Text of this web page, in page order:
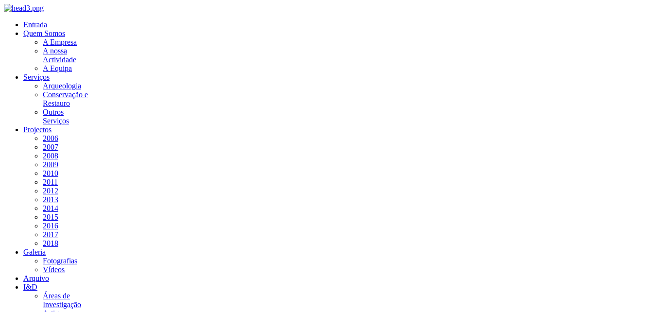
Entrada
Quem Somos
A Empresa
A nossa
Actividade
A Equipa
Serviços
Arqueologia
Conservação e
Restauro
Outros
Serviços
Projectos
2006
2007
2008
2009
2010
2011
2012
2013
2014
2015
2016
2017
2018
Galeria
Fotografias
Vídeos
Arquivo
I&D
Áreas de
Investigação